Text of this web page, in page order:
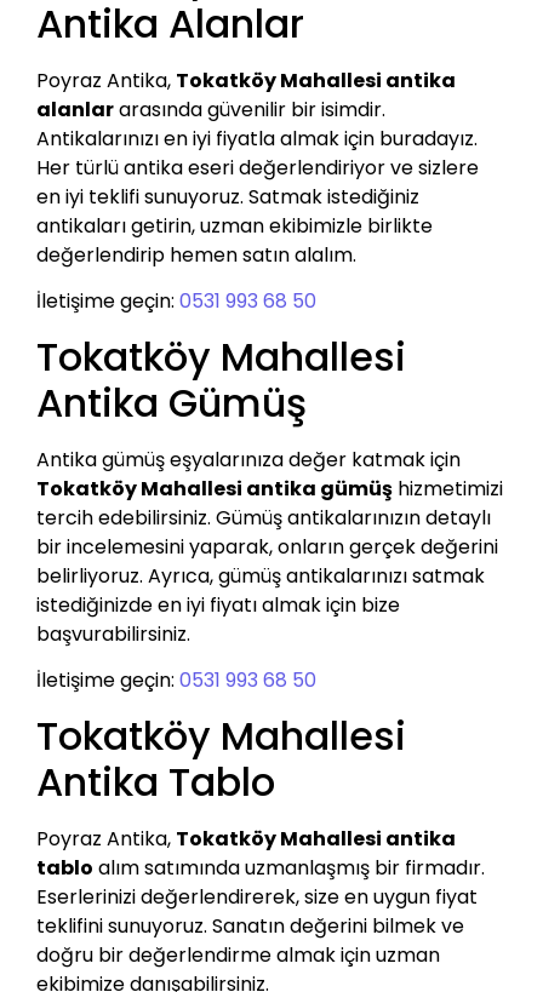
Antika Alanlar
Poyraz Antika, Tokatköy Mahallesi antika
alanlararasında güvenilir bir isimdir.
Antikalarınızı en iyi fiyatla almak için buradayız.
Her türlü antika eseri değerlendiriyor ve sizlere
en iyi teklifi sunuyoruz. Satmak istediğiniz
antikaları getirin, uzman ekibimizle birlikte
değerlendirip hemen satın alalım.
İletişime geçin: 0531 993 68 50
Tokatköy Mahallesi
Antika Gümüş
Antika gümüş eşyalarınıza değer katmak için
Tokatköy Mahallesi antika gümüş hizmetimizi
tercih edebilirsiniz. Gümüş antikalarınızın detaylı
bir incelemesini yaparak, onların gerçek değerini
belirliyoruz. Ayrıca, gümüş antikalarınızı satmak
istediğinizde en iyi fiyatı almak için bize
başvurabilirsiniz.
İletişime geçin: 0531 993 68 50
Tokatköy Mahallesi
Antika Tablo
Poyraz Antika, Tokatköy Mahallesi antika
tablo alım satımında uzmanlaşmış bir firmadır.
Eserlerinizi değerlendirerek, size en uygun fiyat
teklifini sunuyoruz. Sanatın değerini bilmek ve
doğru bir değerlendirme almak için uzman
ekibimize danışabilirsiniz.